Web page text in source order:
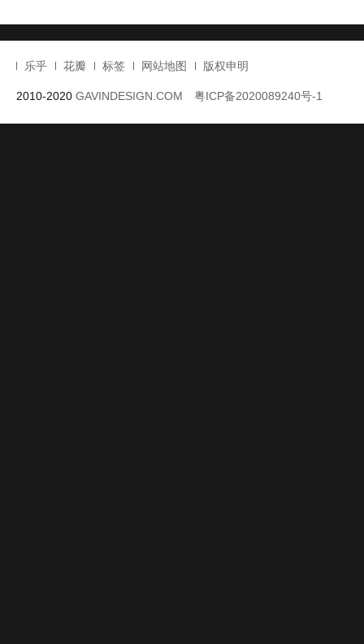
乐乎 花瓣 标签 网站地图 版权申明
2010-2020 GAVINDESIGN.COM 粤ICP备2020089240号-1